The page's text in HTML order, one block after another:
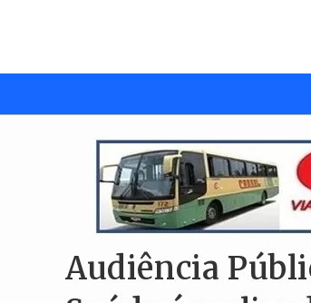
conteúdo
Audiência